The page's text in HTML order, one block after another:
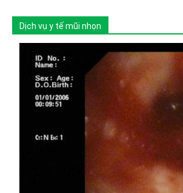
Dịch vụ y tế mũi nhọn